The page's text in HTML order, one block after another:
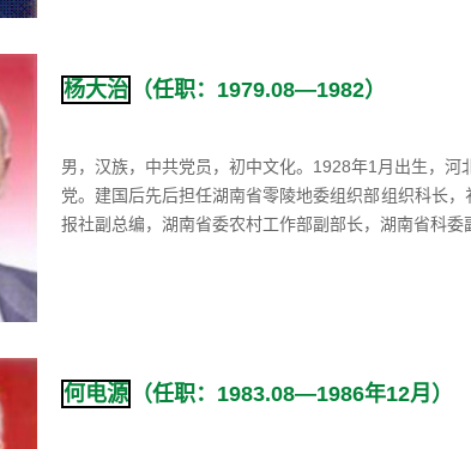
杨大治 （任职：1979.08—1982）
男，汉族，中共党员，初中文化。1928年1月出生，
党。建国后先后担任湖南省零陵地委组织部组织科长
报社副总编，湖南省委农村工作部副部长，湖南省科委
何电源 （任职：1983.08—1986年12月）